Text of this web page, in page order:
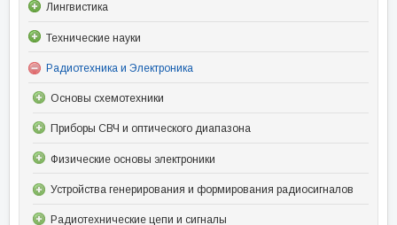
Лингвистика
Технические науки
Радиотехника и Электроника
Основы схемотехники
Приборы СВЧ и оптического диапазона
Физические основы электроники
Устройства генерирования и формирования радиосигналов
Радиотехнические цепи и сигналы